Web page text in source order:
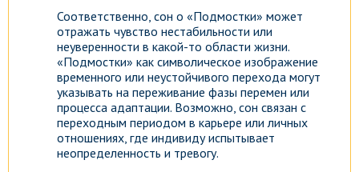
Соответственно, сон о «Подмостки» может
отражать чувство нестабильности или
неуверенности в какой-то области жизни.
«Подмостки» как символическое изображение
временного или неустойчивого перехода могут
указывать на переживание фазы перемен или
процесса адаптации. Возможно, сон связан с
переходным периодом в карьере или личных
отношениях, где индивиду испытывает
неопределенность и тревогу.